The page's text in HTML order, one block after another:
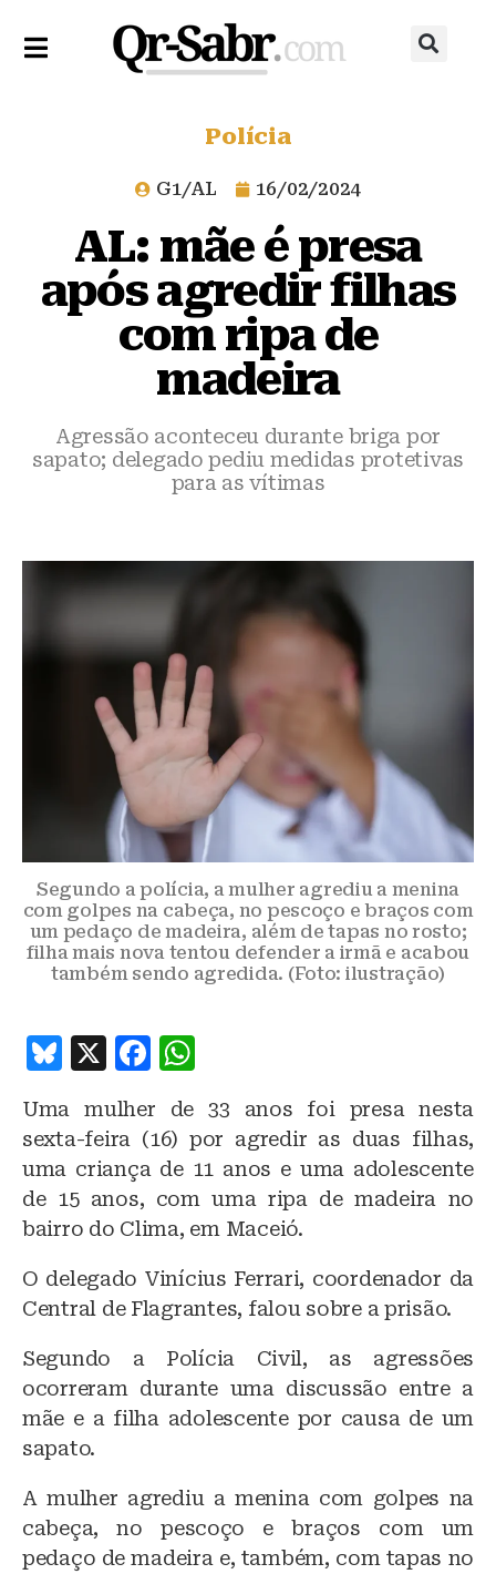
Polícia
G1/AL 16/02/2024
AL: mãe é presa
após agredir filhas
com ripa de
madeira
Agressão aconteceu durante briga por
sapato; delegado pediu medidas protetivas
para as vítimas
Segundo a polícia, a mulher agrediu a menina
com golpes na cabeça, no pescoço e braços com
um pedaço de madeira, além de tapas no rosto;
filha mais nova tentou defender a irmã e acabou
também sendo agredida. (Foto: ilustração)
B
e
s
k
y
X
F
c
e
b
o
o
k
at
s
A
p
p
Uma mulher de 33 anos foi presa nesta
sexta-feira (16) por agredir as duas filhas,
uma criança de 11 anos e uma adolescente
de 15 anos, com uma ripa de madeira no
bairro do Clima, em Maceió.
O delegado Vinícius Ferrari, coordenador da
Central de Flagrantes, falou sobre a prisão.
Segundo a Polícia Civil, as agressões
ocorreram durante uma discussão entre a
mãe e a filha adolescente por causa de um
sapato.
A mulher agrediu a menina com golpes na
cabeça, no pescoço e braços com um
pedaço de madeira e, também, com tapas no